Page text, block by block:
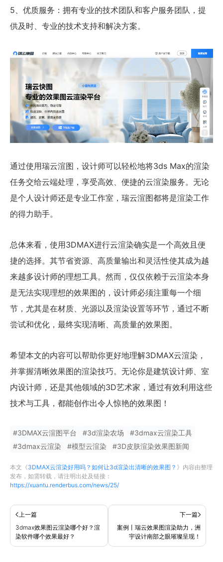
5、优质服务：拥有专业的技术团队和客户服务团队，提
供及时、专业的技术支持和解决方案。
通过使用瑞云渲图，设计师可以轻松地将3ds Max的渲染
任务交给云端处理，享受高效、便捷的云渲染服务。无论
是个人设计师还是专业工作室，瑞云渲图都将是渲染工作
的得力助手。
总体来看，使用3DMAX进行云渲染确实是一个高效且便
捷的选择。其节省资源、高质量输出和灵活性使其成为越
来越多设计师的理想工具。然而，仅仅依赖于云渲染本身
是无法实现理想的效果图的，设计师必须注重每一个细
节，尤其是在材质、光源以及渲染设置等环节，通过不断
尝试和优化，最终实现清晰、高质量的效果图。
希望本文的内容可以帮助你更好地理解3DMAX云渲染，
并掌握清晰效果图的渲染技巧。无论你是建筑设计师、室
内设计师，还是其他领域的3D艺术家，通过有效利用这些
技术与工具，都能创作出令人惊艳的效果图！
#3DMAX云渲图平台 #3d渲染农场 #3dmax云渲染工具
#3dmax云渲染 #模型云渲染 #3D皮肤渲染效果图新闻
本文《3DMAX云渲染好用吗？如何让3d渲染出清晰的效果图？ 》内容由整理
发布，如需转载，请注明出处及链接：
https://xuantu.renderbus.com/news/25/
上一篇
3dmax效果图云渲染哪个好？渲
染软件哪个效果最好？
下一篇
案例丨瑞云效果图渲染助力，洲
宇设计南部之眼璀璨呈现！